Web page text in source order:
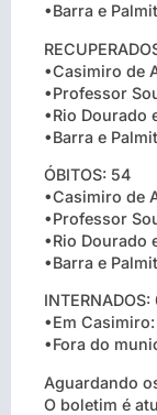
•Barra e
•Casimiro de
•Professor
•Rio Dourado
•Barra e
ÓBITOS: 54
•Casimiro de
•Professor
•Rio Dourado
•Barra e
INTERNADOS:
•Em
•Fora do
Aguardando
O boletim é